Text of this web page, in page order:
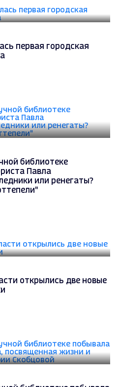
первая городская
библиотеке
Павла
или ренегаты?
открылись две новые